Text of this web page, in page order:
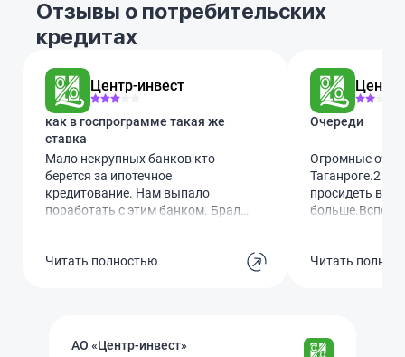
Отзывы о потребительских
кредитах
Центр-инвест
как в госпрограмме такая же
ставка
Мало некрупных банков кто
берется за ипотечное
кредитование. Нам выпало
поработать с этим банком. Брали
ставка тоже четко как и описано
они как-то сами выставили
Читать полностью
Центр-
Очереди
Огромные
Таганроге.2
просидеть в
сиди до
Читать
АО «Центр-инвест»